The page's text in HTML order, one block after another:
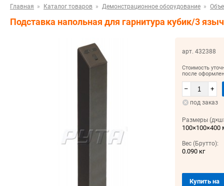
Главная Каталог товаров Демонстрационное оборудование
Подставка напольная для гарнитура кубик/3
арт. 432388
Стоимость
после
– +
под заказ
Размеры
Вес (Брутто):
0.090 кг
Купить на